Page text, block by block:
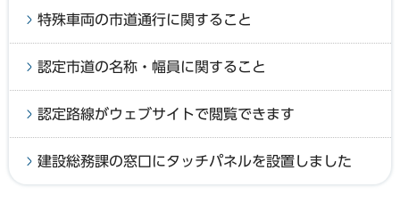
特殊車両の市道通行に関すること
認定市道の名称・幅員に関すること
認定路線がウェブサイトで閲覧できます
建設総務課の窓口にタッチパネルを設置しました